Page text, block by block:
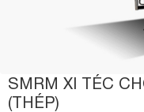
SMRM XI TÉC
(THÉP)